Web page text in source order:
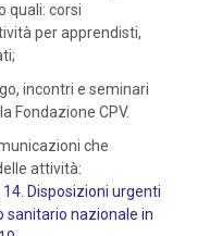
quali: corsi
per apprendisti,
incontri e seminari
Fondazione CPV.
che
attività:
Disposizioni urgenti
sanitario nazionale in